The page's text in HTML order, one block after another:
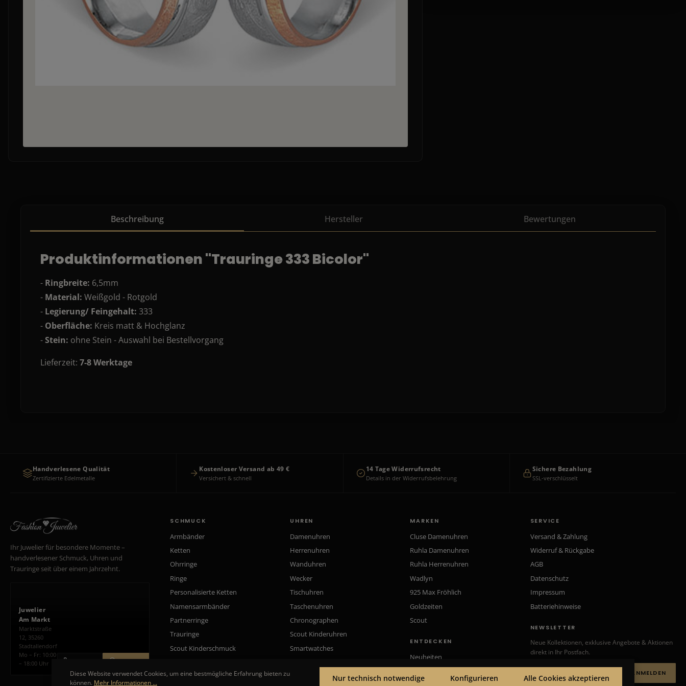
Beschreibung Hersteller Bewertungen
Produktinformationen "Trauringe 333 Bicolor"
- Ringbreite: 6,5mm
- Material: Weißgold - Rotgold
- Legierung/ Feingehalt: 333
- Oberfläche: Kreis matt & Hochglanz
-Stein: ohne Stein - Auswahl bei Bestellvorgang
Lieferzeit: 7-8 Werktage
Handverlesene Qualität
Zertifizierte Edelmetalle
Kostenloser Versand ab 49 €
Versichert & schnell
14 Tage Widerrufsrecht
Details in der Widerrufsbelehrung
Sichere Bezahlung
SSL-verschlüsselt
Ihr Juwelier für besondere Momente –
handverlesener Schmuck, Uhren und
Trauringe seit über einem Jahrzehnt.
Juwelier
Am Markt
Marktstraße
12, 35260
Stadtallendorf
Mo – Fr: 10:00
– 18:00 Uhr
ROUTE PLANEN
SCHMUCK
Armbänder
Ketten
Ohrringe
Ringe
Personalisierte Ketten
Namensarmbänder
Partnerringe
Trauringe
Scout Kinderschmuck
UHREN
Damenuhren
Herrenuhren
Wanduhren
Wecker
Tischuhren
Taschenuhren
Chronographen
Scout Kinderuhren
Smartwatches
MARKEN
Cluse Damenuhren
Ruhla Damenuhren
Ruhla Herrenuhren
Wadlyn
925 Max Fröhlich
Goldzeiten
Scout
ENTDECKEN
Neuheiten
SERVICE
Versand & Zahlung
Widerruf & Rückgabe
AGB
Datenschutz
Impressum
Batteriehinweise
NEWSLETTER
Neue Kollektionen, exklusive Angebote & Aktionen
direkt in Ihr Postfach.
ANMELDEN
Diese Website verwendet Cookies, um eine bestmögliche Erfahrung bieten zu
können. Mehr Informationen ... Nur technisch notwendige Konfigurieren Alle Cookies akzeptieren